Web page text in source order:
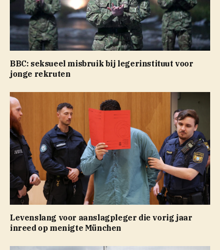
BBC: seksueel misbruik bij legerinstituut voor
jonge rekruten
Levenslang voor aanslagpleger die vorig jaar
inreed op menigte München